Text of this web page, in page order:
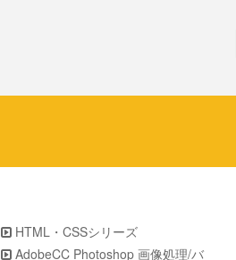
HTML・CSSシリーズ
AdobeCC Photoshop 画像処理/バ